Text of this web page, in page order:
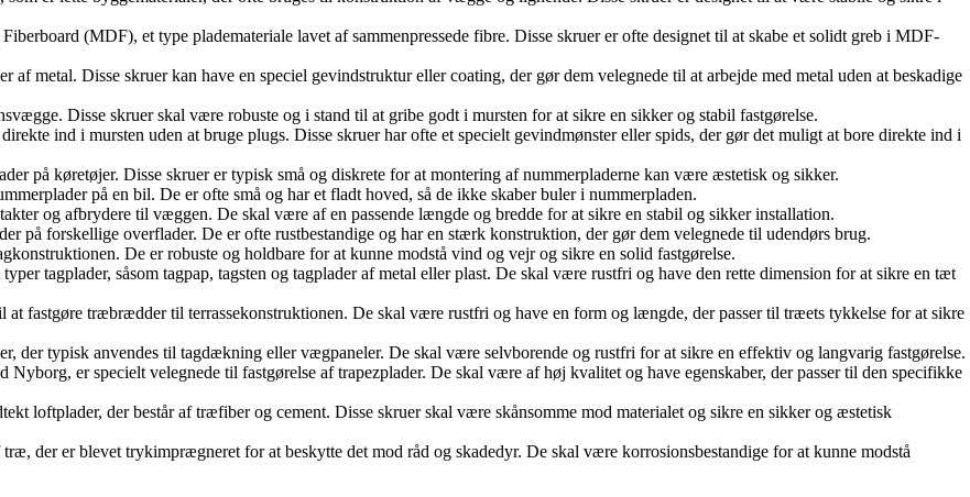
(MDF), et type plademateriale lavet af sammenpressede fibre. Disse skruer er ofte designet til at skabe et solidt greb i MDF-
af metal. Disse skruer kan have en speciel gevindstruktur eller coating, der gør dem velegnede til at arbejde med metal uden at beskadige
Disse skruer skal være robuste og i stand til at gribe godt i mursten for at sikre en sikker og stabil fastgørelse.
ind i mursten uden at bruge plugs. Disse skruer har ofte et specielt gevindmønster eller spids, der gør det muligt at bore direkte ind i
på køretøjer. Disse skruer er typisk små og diskrete for at montering af nummerpladerne kan være æstetisk og sikker.
på en bil. De er ofte små og har et fladt hoved, så de ikke skaber buler i nummerpladen.
og afbrydere til væggen. De skal være af en passende længde og bredde for at sikre en stabil og sikker installation.
på forskellige overflader. De er ofte rustbestandige og har en stærk konstruktion, der gør dem velegnede til udendørs brug.
De er robuste og holdbare for at kunne modstå vind og vejr og sikre en solid fastgørelse.
tagplader, såsom tagpap, tagsten og tagplader af metal eller plast. De skal være rustfri og have den rette dimension for at sikre en tæt
at fastgøre træbrædder til terrassekonstruktionen. De skal være rustfri og have en form og længde, der passer til træets tykkelse for at sikre
der typisk anvendes til tagdækning eller vægpaneler. De skal være selvborende og rustfri for at sikre en effektiv og langvarig fastgørelse.
er specielt velegnede til fastgørelse af trapezplader. De skal være af høj kvalitet og have egenskaber, der passer til den specifikke
loftplader, der består af træfiber og cement. Disse skruer skal være skånsomme mod materialet og sikre en sikker og æstetisk
der er blevet trykimprægneret for at beskytte det mod råd og skadedyr. De skal være korrosionsbestandige for at kunne modstå